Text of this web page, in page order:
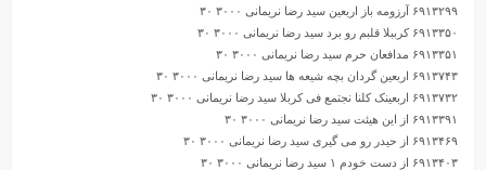
۶۹۱۳۲۹۹ آرزومه باز اربعین سید رضا نریمانی ۳۰۰۰ ۳۰
۶۹۱۳۳۵۰ کرببلا قلبم رو برد سید رضا نریمانی ۳۰۰۰ ۳۰
۶۹۱۳۳۵۱ مدافعان حرم سید رضا نریمانی ۳۰۰۰ ۳۰
۶۹۱۳۷۴۳ اربعین گردان بچه شیعه ها سید رضا نریمانی ۳۰۰۰ ۳۰
۶۹۱۳۷۳۲ اربعینک کلنا نجتمع فی کربلا سید رضا نریمانی ۳۰۰۰ ۳۰
۶۹۱۳۳۹۱ از این هیئت سید رضا نریمانی ۳۰۰۰ ۳۰
۶۹۱۳۴۶۹ از حیدر رو می گیری سید رضا نریمانی ۳۰۰۰ ۳۰
۶۹۱۳۴۰۳ از دست خودم ۱ سید رضا نریمانی ۳۰۰۰ ۳۰